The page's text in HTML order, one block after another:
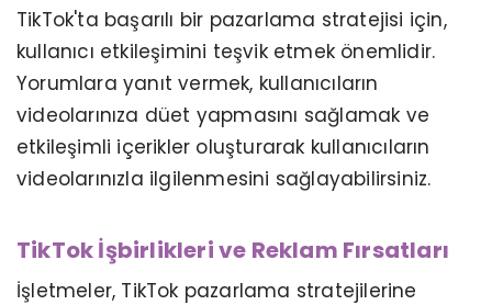
TikTok'ta başarılı bir pazarlama stratejisi için,
kullanıcı etkileşimini teşvik etmek önemlidir.
Yorumlara yanıt vermek, kullanıcıların
videolarınıza düet yapmasını sağlamak ve
etkileşimli içerikler oluşturarak kullanıcıların
videolarınızla ilgilenmesini sağlayabilirsiniz.
TikTok İşbirlikleri ve Reklam Fırsatları
İşletmeler, TikTok pazarlama stratejilerine